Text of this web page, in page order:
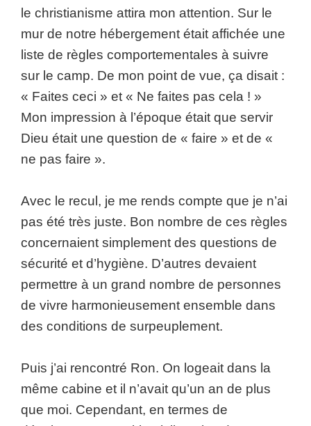
le christianisme attira mon attention. Sur le
mur de notre hébergement était affichée une
liste de règles comportementales à suivre
sur le camp. De mon point de vue, ça disait :
« Faites ceci » et « Ne faites pas cela ! »
Mon impression à l’époque était que servir
Dieu était une question de « faire » et de «
ne pas faire ».
Avec le recul, je me rends compte que je n’ai
pas été très juste. Bon nombre de ces règles
concernaient simplement des questions de
sécurité et d’hygiène. D’autres devaient
permettre à un grand nombre de personnes
de vivre harmonieusement ensemble dans
des conditions de surpeuplement.
Puis j’ai rencontré Ron. On logeait dans la
même cabine et il n’avait qu’un an de plus
que moi. Cependant, en termes de